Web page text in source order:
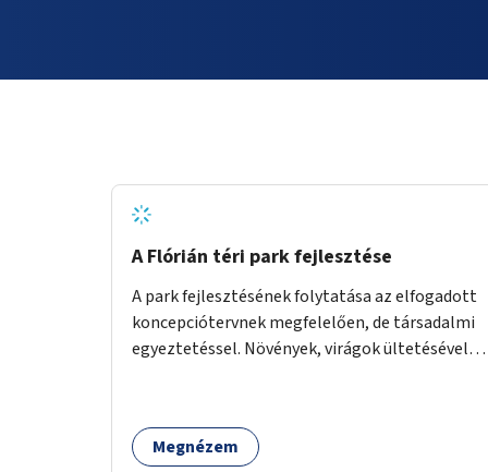
A Flórián téri park fejlesztése
A park fejlesztésének folytatása az elfogadott
koncepciótervnek megfelelően, de társadalmi
egyeztetéssel. Növények, virágok ültetésével, a
minősége.
Megnézem